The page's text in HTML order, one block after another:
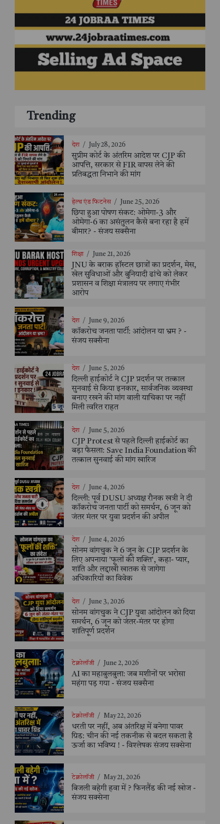
Trending
देश / July 28, 2026
सुप्रीम कोर्ट के अंतरिम आदेश पर CJP की
आपत्ति, सरकार से FIR वापस लेने की
प्रतिबद्धता निभाने की मांग
हेल्थ एंड फिटनेस / June 25, 2026
छिपा हुआ पोषण संकट: ओमेगा-3 और
ओमेगा-6 का असंतुलन कैसे बना रहा है हमें
बीमार? - संजय सक्सैना
शिक्षा / June 21, 2026
JNU के बराक हॉस्टल छात्रों का प्रदर्शन, मेस,
खेल सुविधाओं और बुनियादी ढांचे को लेकर
प्रशासन व शिक्षा मंत्रालय पर लगाए गंभीर
आरोप
देश / June 9, 2026
कॉकरोच जनता पार्टी: आंदोलन या भ्रम ? -
संजय सक्सैना
देश / June 5, 2026
दिल्ली हाईकोर्ट ने CJP प्रदर्शन पर तत्काल
सुनवाई से किया इनकार, सार्वजनिक व्यवस्था
बनाए रखने की मांग वाली याचिका पर नहीं
मिली त्वरित राहत
देश / June 5, 2026
CJP Protest से पहले दिल्ली हाईकोर्ट का
बड़ा फैसला: Save India Foundation की
तत्काल सुनवाई की मांग खारिज
देश / June 4, 2026
दिल्ली: पूर्व DUSU अध्यक्ष रौनक खत्री ने दी
कॉकरोच जनता पार्टी को समर्थन, 6 जून को
जंतर मंतर पर युवा प्रदर्शन की अपील
देश / June 4, 2026
सोनम वांगचुक ने 6 जून के CJP प्रदर्शन के
लिए अपनाया 'फूलों की शक्ति', कहा- प्यार,
शांति और लद्दाखी खातक से जागेगा
अधिकारियों का विवेक
देश / June 3, 2026
सोनम वांगचुक ने CJP युवा आंदोलन को दिया
समर्थन, 6 जून को जंतर-मंतर पर होगा
शांतिपूर्ण प्रदर्शन
टेक्नोलॉजी / June 2, 2026
AI का महाबुलबुला: जब मशीनों पर भरोसा
महंगा पड़ गया - संजय सक्सैना
टेक्नोलॉजी / May 22, 2026
धरती पर नहीं, अब अंतरिक्ष में बनेगा पावर
ग्रिड: चीन की नई तकनीक से बदल सकता है
ऊर्जा का भविष्य ! - विश्लेषक संजय सक्सेना
टेक्नोलॉजी / May 21, 2026
बिजली बहेगी हवा में ? फिनलैंड की नई खोज -
संजय सक्सेना